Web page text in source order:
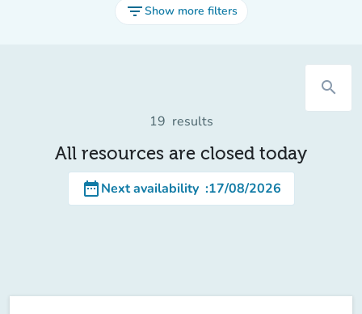
filter_listShow more filters
search
19 results
All resources are closed today
date_rangeNext availability :17/08/2026